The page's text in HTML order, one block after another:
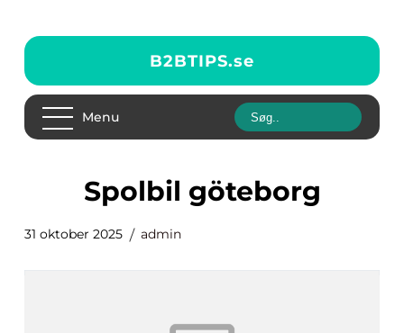
B2BTIPS.se
Menu
spolbil göteborg
31 oktober 2025 admin